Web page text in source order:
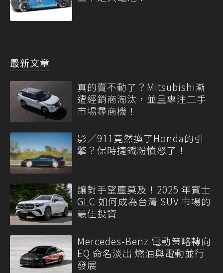
最新文章
真的賣不動了？Mitsubishi漸
遭經銷商淘汰，並且專注二手
市場尋商機！
影／911竟然換了Honda的引
擎？保時捷鐵粉憤怒了！
讓對手望塵莫及！2025 年賓士
GLC 如何成為台灣 SUV 市場的
最佳投資
Mercedes-Benz 電動策略轉向
EQ 命名淡出 燃油與電動並行
發展